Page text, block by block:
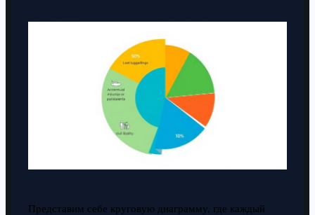
Представим себе круговую диаграмму, где каждый